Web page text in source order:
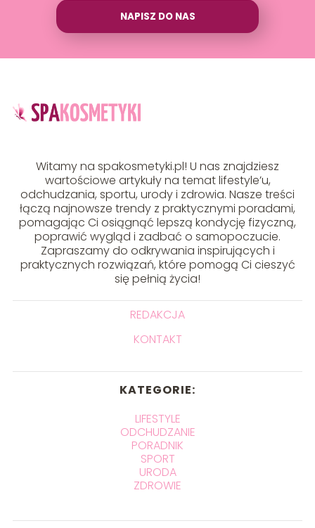
NAPISZ DO NAS
Witamy na spakosmetyki.pl! U nas znajdziesz
wartościowe artykuły na temat lifestyle’u,
odchudzania, sportu, urody i zdrowia. Nasze treści
łączą najnowsze trendy z praktycznymi poradami,
pomagając Ci osiągnąć lepszą kondycję fizyczną,
poprawić wygląd i zadbać o samopoczucie.
Zapraszamy do odkrywania inspirujących i
praktycznych rozwiązań, które pomogą Ci cieszyć
się pełnią życia!
REDAKCJA
KONTAKT
KATEGORIE:
LIFESTYLE
ODCHUDZANIE
PORADNIK
SPORT
URODA
ZDROWIE